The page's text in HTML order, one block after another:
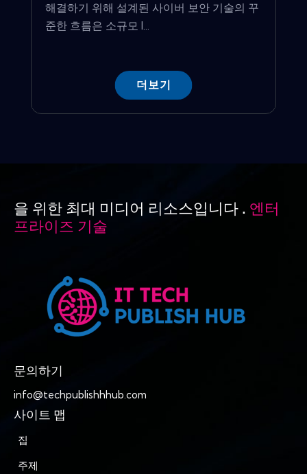
해결하기 위해 설계된 사이버 보안 기술의 꾸
준한 흐름은 소규모 I...
더보기
을 위한 최대 미디어 리소스입니다 . 엔터
프라이즈 기술
문의하기
info@techpublishhhub.com
사이트 맵
집
주제